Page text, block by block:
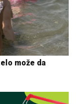
može da